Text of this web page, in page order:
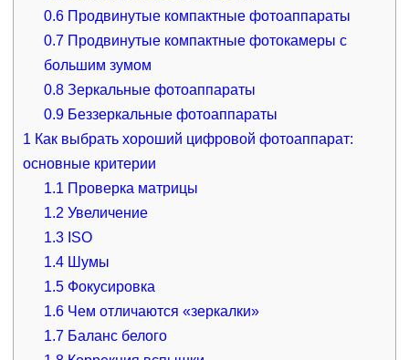
0.6 Продвинутые компактные фотоаппараты
0.7 Продвинутые компактные фотокамеры с
большим зумом
0.8 Зеркальные фотоаппараты
0.9 Беззеркальные фотоаппараты
1 Как выбрать хороший цифровой фотоаппарат:
основные критерии
1.1 Проверка матрицы
1.2 Увеличение
1.3 ISO
1.4 Шумы
1.5 Фокусировка
1.6 Чем отличаются «зеркалки»
1.7 Баланс белого